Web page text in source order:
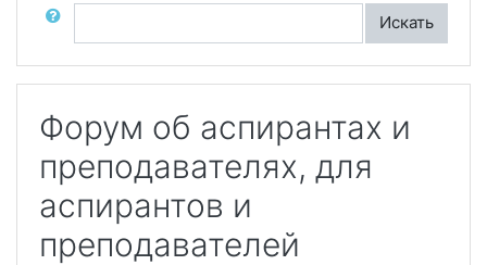
Поиск по форумам
Искать
Форум об аспирантах и
преподавателях, для
аспирантов и
преподавателей